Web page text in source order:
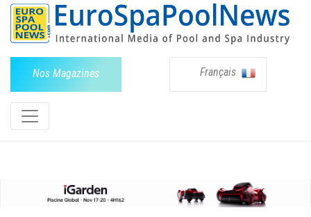
Nos Magazines Français